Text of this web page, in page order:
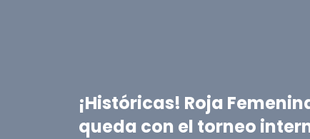
¡Históricas! Roja
queda con el torneo